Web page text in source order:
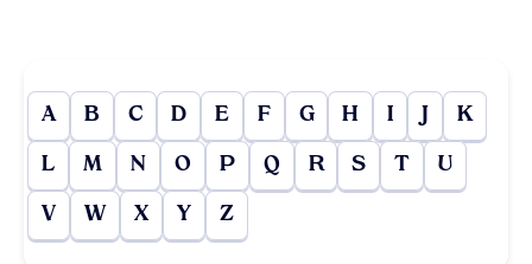
A B C D E F G H I J K
L M N O P Q R S T U
V W X Y Z